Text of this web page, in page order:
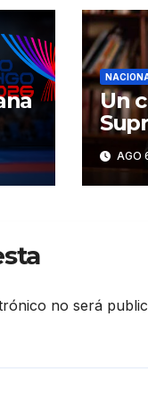
Un
serAGO
no será